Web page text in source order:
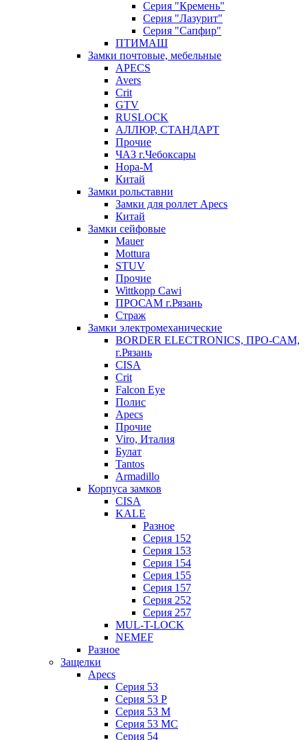
Серия "Кремень"
Серия "Лазурит"
Серия "Сапфир"
ПТИМАШ
Замки почтовые, мебельные
APECS
Avers
Crit
GTV
RUSLOCK
АЛЛЮР, СТАНДАРТ
Прочие
ЧАЗ г.Чебоксары
Нора-М
Китай
Замки рольставни
Замки для роллет Apecs
Китай
Замки сейфовые
Mauer
Mottura
STUV
Прочие
Wittkopp Cawi
ПРОСАМ г.Рязань
Страж
Замки электромеханические
BORDER ELECTRONICS, ПРО-САМ,
г.Рязань
CISA
Crit
Falcon Eye
Полис
Apecs
Прочие
Viro, Италия
Булат
Tantos
Armadillo
Корпуса замков
CISA
KALE
Разное
Серия 152
Серия 153
Серия 154
Серия 155
Серия 157
Серия 252
Серия 257
MUL-T-LOCK
NEMEF
Разное
Защелки
Apecs
Серия 53
Серия 53 P
Серия 53 М
Серия 53 МC
Серия 54